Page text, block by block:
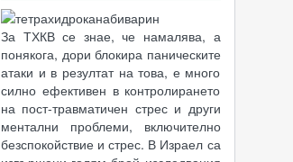
За ТХКВ се знае, че намалява, а
понякога, дори блокира паническите
атаки и в резултат на това, е много
силно ефективен в контролирането
на пост-травматичен стрес и други
ментални проблеми, включително
безспокойствие и стрес. В Израел са